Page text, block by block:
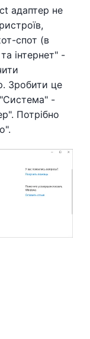
адаптер не
спот (в
інтернет" -
Зробити це
-
Потрібно